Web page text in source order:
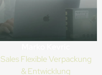
Sales Flexible Verpackung
& Entwicklung